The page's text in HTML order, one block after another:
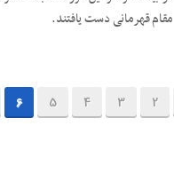
مقام قهرمانی دست یافتند.
2
3
4
5
6